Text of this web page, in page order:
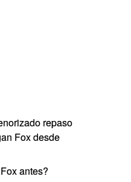
repaso
Fox desde
antes?